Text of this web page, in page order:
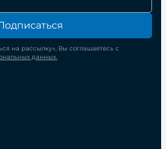
на рассылку», Вы соглашаетесь с
данных.